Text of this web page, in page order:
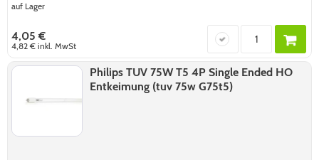
auf Lager
4,05 €
4,82 €inkl. MwSt
Philips TUV 75W T5 4P Single Ended HO
Entkeimung (tuv 75w G75t5)